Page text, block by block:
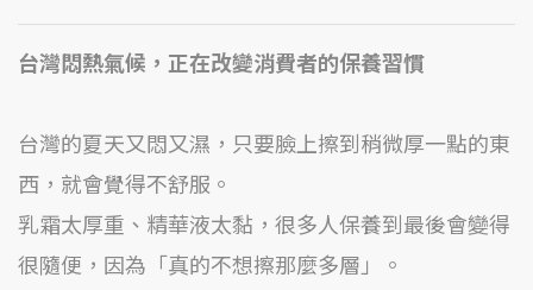
台灣悶熱氣候，正在改變消費者的保養習慣
台灣的夏天又悶又濕，只要臉上擦到稍微厚一點的東
西，就會覺得不舒服。
乳霜太厚重、精華液太黏，很多人保養到最後會變得
很隨便，因為「真的不想擦那麼多層」。